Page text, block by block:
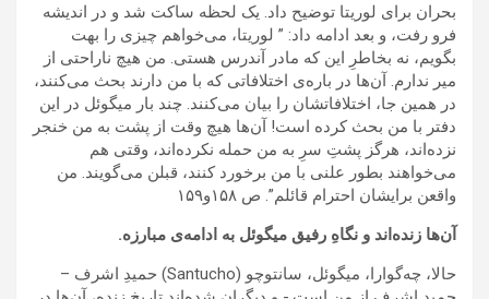
بحران برای لوریتا توضیح داد. یک لحظه ساکت شد و در اندیشه
فرو رفت، و بعد ادامه داد: ” لوریتا، می‌خواهم چیزی را بهت
بگویم، نه بخاطرِ این که مادر آندرس هستی. من هیچ ناراحتی از
میر ندارم. آن‌ها در باره‌ی اختلافاتی که با من دارند بحث می‌کنند،
در همین جا، اختلافاتشان را بیان می‌کنند. چند بار میگوئل در این
دفتر با من بحث کرده است! آن‌ها هیچ وقت از پشت به من خنجر
نزده‌اند، هرگز پشتِ سرِ به من حمله نکرده‌اند، وقتی هم
می‌خواهند بطور علنی با من برخورد کنند، قبلن می‌گویند. من
واقعن برایشان احترام قائلم”. ص ۱۵۸و۱۵۹
آن‌ها زنده‌اند و نگاهِ رفیق میگوئل به ادامه‌ی مبارزه.
حالا، چه‌گوارا، میگوئل، سانتوچو (Santucho) حمیدِ اشرف –